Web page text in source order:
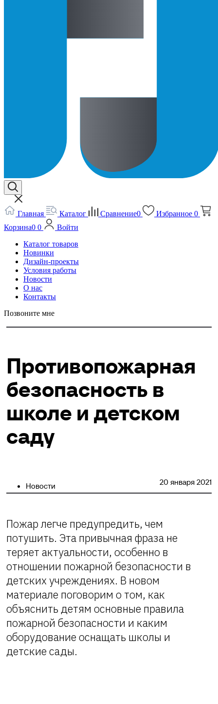
Главная Каталог Сравнение0 Избранное 0
Корзина0 0
Войти
Каталог товаров
Новинки
Дизайн-проекты
Условия работы
Новости
О нас
Контакты
Позвоните мне
Противопожарная
безопасность в
школе и детском
саду
Новости 20 января 2021
Пожар легче предупредить, чем
потушить. Эта привычная фраза не
теряет актуальности, особенно в
отношении пожарной безопасности в
детских учреждениях. В новом
материале поговорим о том, как
объяснить детям основные правила
пожарной безопасности и каким
оборудование оснащать школы и
детские сады.